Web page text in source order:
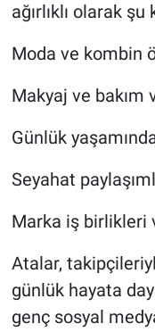
ağırlıklı olarak
Moda ve kombin
Makyaj ve bakım
Günlük
Seyahat
Marka iş birlikleri
Atalar,
günlük hayata
genç sosyal